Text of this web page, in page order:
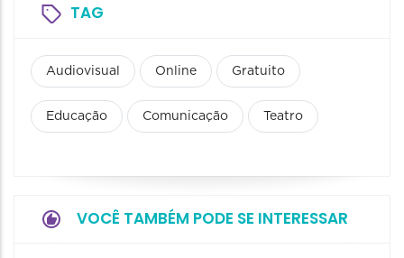
TAG
Audiovisual Online Gratuito
Educação Comunicação Teatro
VOCÊ TAMBÉM PODE SE INTERESSAR